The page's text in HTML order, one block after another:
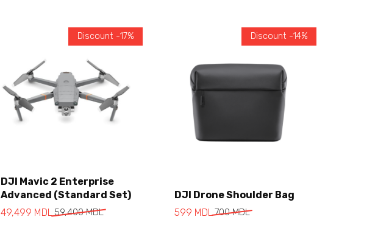
Add to cart
Discount -17%
DJI Mavic 2 Enterprise
Advanced (Standard Set)
59,400MDL
49,499 MDL
Discount -14%
DJI Drone Shoulder Bag
700MDL
599 MDL